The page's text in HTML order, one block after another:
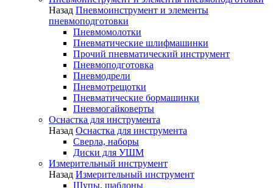
Назад Пневмоинструмент и элементы
пневмоподготовки
Пневмомолотки
Пневматические шлифмашинки
Прочий пневматический инструмент
Пневмоподготовка
Пневмодрели
Пневмотрещотки
Пневматические бормашинки
Пневмогайковерты
Оснастка для инструмента
Назад Оснастка для инструмента
Сверла, наборы
Диски для УШМ
Измерительный инструмент
Назад Измерительный инструмент
Щупы, шаблоны